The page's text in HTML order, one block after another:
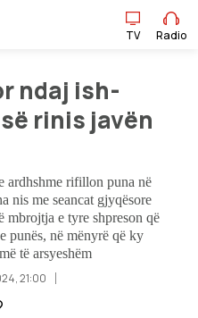
Radio
TV Radio
ndaj ish-
rinis javën
ardhshme rifillon puna në
nis me seancat gjyqësore
mbrojtja e tyre shpreson që
punës, në mënyrë që ky
të arsyeshëm
21:00